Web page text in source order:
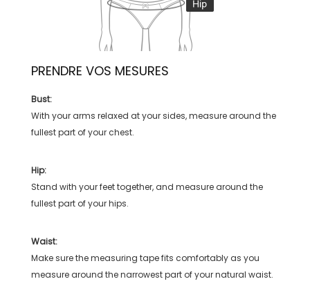
PRENDRE VOS MESURES
Bust:
With your arms relaxed at your sides, measure around the
fullest part of your chest.
Hip:
Stand with your feet together, and measure around the
fullest part of your hips.
Waist:
Make sure the measuring tape fits comfortably as you
measure around the narrowest part of your natural waist.